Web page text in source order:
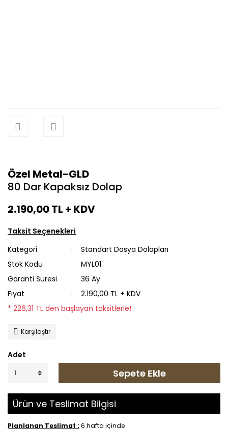
Özel Metal-GLD
80 Dar Kapaksız Dolap
2.190,00 TL + KDV
Taksit Seçenekleri
Kategori
Standart Dosya Dolapları
Stok Kodu
MYL01
Garanti Süresi
36 Ay
Fiyat
2.190,00 TL + KDV
* 226,31 TL den başlayan taksitlerle!
Karşılaştır
Adet
Sepete Ekle
Ürün ve Teslimat Bilgisi
Planlanan Teslimat : 6 hafta içinde